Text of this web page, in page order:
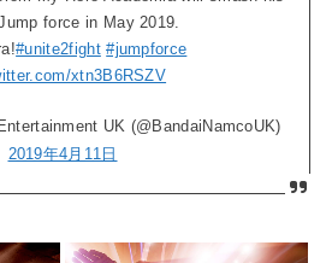
force in May 2019.
#unite2fight #jumpforce
xtn3B6RSZV
UK (@BandaiNamcoUK)
2019年4月11日